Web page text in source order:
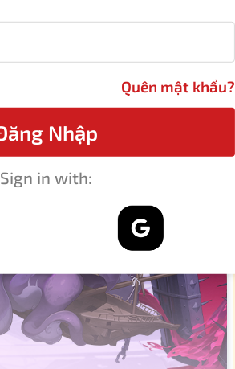
Quên mật khẩu?
Sign in with: